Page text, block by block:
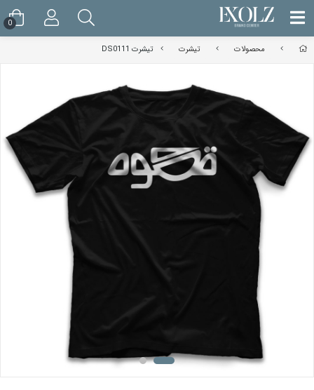
محصولات تیشرت تیشرت DS0111
0